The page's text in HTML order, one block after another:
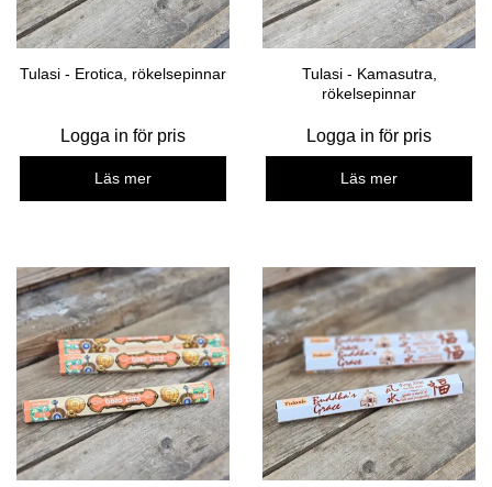
Tulasi - Erotica, rökelsepinnar
Logga in för pris
Läs mer
Tulasi - Kamasutra,
rökelsepinnar
Logga in för pris
Läs mer